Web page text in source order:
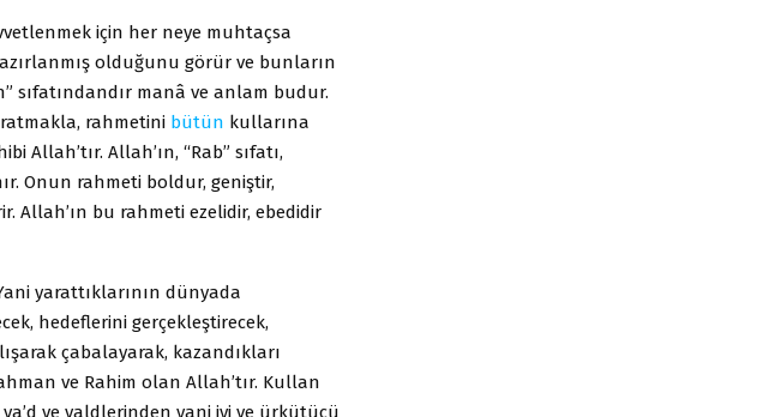
için her neye muhtaçsa
olduğunu görür ve bunların
sıfatındandır manâ ve anlam budur.
rahmetini bütün kullarına
Allah’ın, “Rab” sıfatı,
Onun rahmeti boldur, geniştir,
Allah’ın bu rahmeti ezelidir, ebedidir
yarattıklarının dünyada
hedeflerini gerçekleştirecek,
çabalayarak, kazandıkları
ve Rahim olan Allah’tır. Kullan
ve valdlerinden yani iyi ve ürkütücü